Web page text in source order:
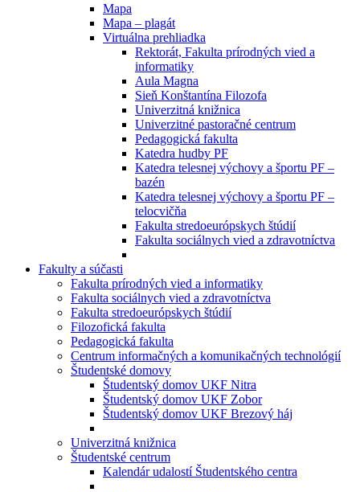
Mapa
Mapa – plagát
Virtuálna prehliadka
Rektorát, Fakulta prírodných vied a
informatiky
Aula Magna
Sieň Konštantína Filozofa
Univerzitná knižnica
Univerzitné pastoračné centrum
Pedagogická fakulta
Katedra hudby PF
Katedra telesnej výchovy a športu PF –
bazén
Katedra telesnej výchovy a športu PF –
telocvičňa
Fakulta stredoeurópskych štúdií
Fakulta sociálnych vied a zdravotníctva
Fakulty a súčasti
Fakulta prírodných vied a informatiky
Fakulta sociálnych vied a zdravotníctva
Fakulta stredoeurópskych štúdií
Filozofická fakulta
Pedagogická fakulta
Centrum informačných a komunikačných technológií
Študentské domovy
Študentský domov UKF Nitra
Študentský domov UKF Zobor
Študentský domov UKF Brezový háj
Univerzitná knižnica
Študentské centrum
Kalendár udalostí Študentského centra